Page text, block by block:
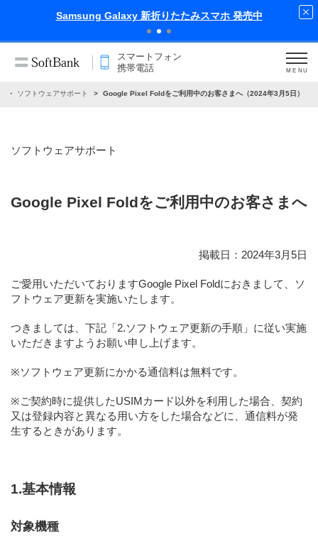
iPhone 17 Pro 発売中
スマートフォン
携帯電話
MENU
ソフトウェアサポート Google Pixel Foldをご利用中のお客さまへ（2024年3月5日）
ソフトウェアサポート
Google Pixel Foldをご利用中のお客さまへ
掲載日：2024年3月5日
ご愛用いただいておりますGoogle Pixel Foldにおきまして、ソ
フトウェア更新を実施いたします。
つきましては、下記「2.ソフトウェア更新の手順」に従い実施
いただきますようお願い申し上げます。
※ソフトウェア更新にかかる通信料は無料です。
※ご契約時に提供したUSIMカード以外を利用した場合、契約
又は登録内容と異なる用い方をした場合などに、通信料が発
生するときがあります。
1.基本情報
対象機種